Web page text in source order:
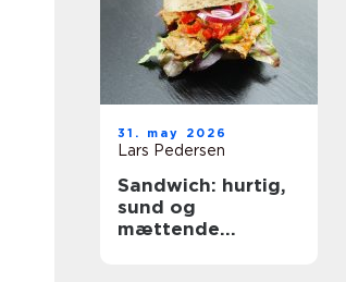
31. may 2026
Lars Pedersen
Sandwich: hurtig,
sund og
mættende